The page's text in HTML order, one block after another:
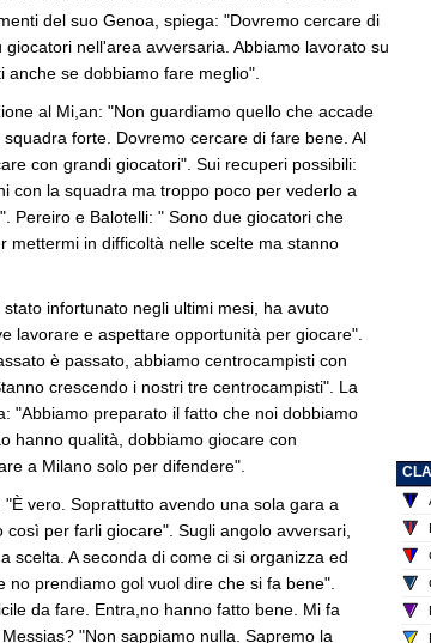
del suo Genoa, spiega: "Dovremo cercare di
nell'area avversaria. Abbiamo lavorato su
se dobbiamo fare meglio".
al Mi,an: "Non guardiamo quello che accade
forte. Dovremo cercare di fare bene. Al
con grandi giocatori". Sui recuperi possibili:
con la squadra ma troppo poco per vederlo a
Pereiro e Balotelli: " Sono due giocatori che
mettermi in difficoltà nelle scelte ma stanno
infortunato negli ultimi mesi, ha avuto
lavorare e aspettare opportunità per giocare".
è passato, abbiamo centrocampisti con
crescendo i nostri tre centrocampisti". La
"Abbiamo preparato il fatto che noi dobbiamo
hanno qualità, dobbiamo giocare con
a Milano solo per difendere".
vero. Soprattutto avendo una sola gara a
per farli giocare". Sugli angolo avversari,
scelta. A seconda di come ci si organizza ed
prendiamo gol vuol dire che si fa bene".
da fare. Entra,no hanno fatto bene. Mi fa
"Non sappiamo nulla. Sapremo la